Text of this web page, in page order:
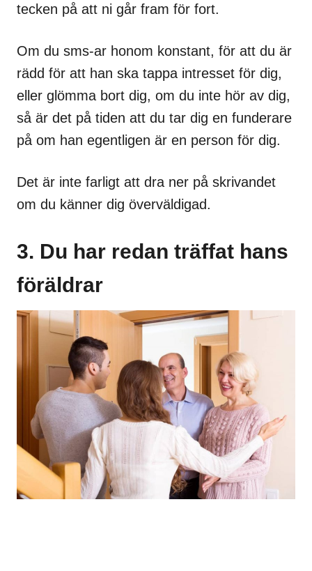
tecken på att ni går fram för fort.
Om du sms-ar honom konstant, för att du är
rädd för att han ska tappa intresset för dig,
eller glömma bort dig, om du inte hör av dig,
så är det på tiden att du tar dig en funderare
på om han egentligen är en person för dig.
Det är inte farligt att dra ner på skrivandet
om du känner dig överväldigad.
3. Du har redan träffat hans
föräldrar